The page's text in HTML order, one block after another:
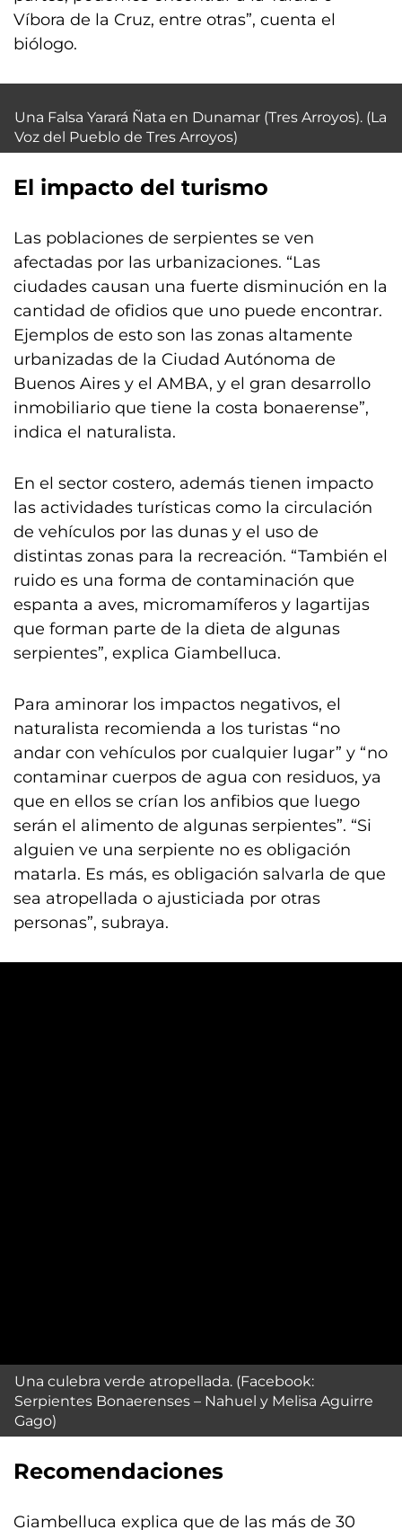
Víbora de la Cruz, entre otras”, cuenta el
biólogo.
Una Falsa Yarará Ñata en Dunamar (Tres Arroyos). (La
Voz del Pueblo de Tres Arroyos)
El impacto del turismo
Las poblaciones de serpientes se ven
afectadas por las urbanizaciones. “Las
ciudades causan una fuerte disminución en la
cantidad de ofidios que uno puede encontrar.
Ejemplos de esto son las zonas altamente
urbanizadas de la Ciudad Autónoma de
Buenos Aires y el AMBA, y el gran desarrollo
inmobiliario que tiene la costa bonaerense”,
indica el naturalista.
En el sector costero, además tienen impacto
las actividades turísticas como la circulación
de vehículos por las dunas y el uso de
distintas zonas para la recreación. “También el
ruido es una forma de contaminación que
espanta a aves, micromamíferos y lagartijas
que forman parte de la dieta de algunas
serpientes”, explica Giambelluca.
Para aminorar los impactos negativos, el
naturalista recomienda a los turistas “no
andar con vehículos por cualquier lugar” y “no
contaminar cuerpos de agua con residuos, ya
que en ellos se crían los anfibios que luego
serán el alimento de algunas serpientes”. “Si
alguien ve una serpiente no es obligación
matarla. Es más, es obligación salvarla de que
sea atropellada o ajusticiada por otras
personas”, subraya.
Una culebra verde atropellada. (Facebook:
Serpientes Bonaerenses – Nahuel y Melisa Aguirre
Gago)
Recomendaciones
Giambelluca explica que de las más de 30